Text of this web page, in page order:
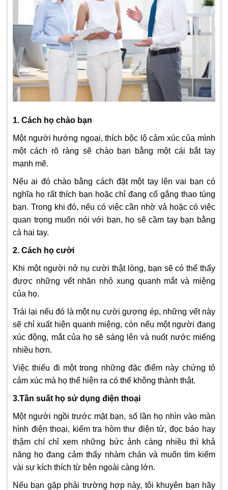
1. Cách họ chào bạn
Một người hướng ngoại, thích bộc lộ cảm xúc của mình
một cách rõ ràng sẽ chào bạn bằng một cái bắt tay
mạnh mẽ.
Nếu ai đó chào bằng cách đặt một tay lên vai bạn có
nghĩa họ rất thích bạn hoặc chỉ đang cố gắng thao túng
bạn. Trong khi đó, nếu có việc cần nhờ vả hoặc có việc
quan trọng muốn nói với bạn, họ sẽ cầm tay bạn bằng
cả hai tay.
2. Cách họ cười
Khi một người nở nụ cười thật lòng, bạn sẽ có thể thấy
được những vết nhăn nhỏ xung quanh mắt và miệng
của họ.
Trái lại nếu đó là một nụ cười gượng ép, những vết này
sẽ chỉ xuất hiện quanh miệng, còn nếu một người đang
xúc động, mắt của họ sẽ sáng lên và nuốt nước miếng
nhiều hơn.
Việc thiếu đi một trong những đặc điểm này chứng tỏ
cảm xúc mà họ thể hiện ra có thể không thành thật.
3.Tần suất họ sử dụng điện thoại
Một người ngồi trước mặt bạn, số lần họ nhìn vào màn
hình điện thoại, kiểm tra hòm thư điện tử, đọc báo hay
thậm chí chỉ xem những bức ảnh càng nhiều thì khả
năng họ đang cảm thấy nhàm chán và muốn tìm kiếm
vài sự kích thích từ bên ngoài càng lớn.
Nếu bạn gặp phải trường hợp này, tôi khuyên bạn hãy